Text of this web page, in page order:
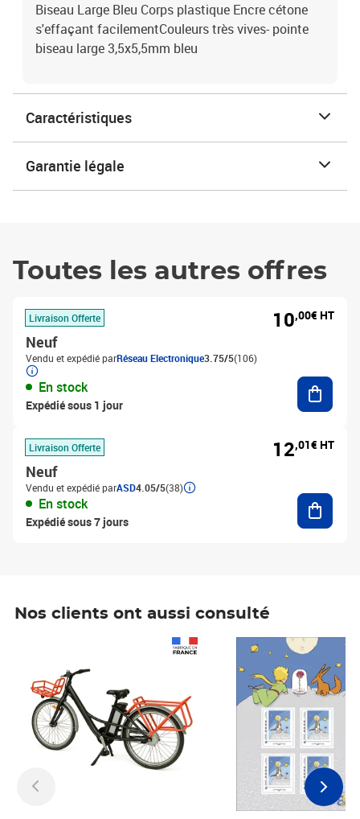
Biseau Large Bleu Corps plastique Encre cétone
s'effaçant facilementCouleurs très vives- pointe
biseau large 3,5x5,5mm bleu
Caractéristiques
Garantie légale
Toutes les autres offres
Livraison Offerte
Neuf
Vendu et expédié parRéseau Electronique3.75/5(106)
En stock
Expédié sous 1 jour
10,00€ HT
Livraison Offerte
Neuf
Vendu et expédié parASD4.05/5(38)
En stock
Expédié sous 7 jours
12,01€ HT
Nos clients ont aussi consulté
Prix 6,25€ HT